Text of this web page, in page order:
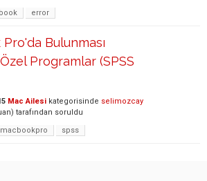
error
Bulunması
Programlar (SPSS
Mac Ailesi kategorisinde selimozcay
tarafından soruldu
macbookpro spss